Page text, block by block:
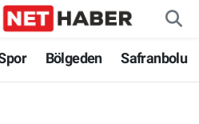
Bölgeden Safranbolu